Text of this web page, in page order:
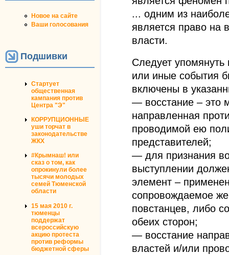
Новое на сайте
Ваши голосования
Подшивки
Стартует
общественная
кампания против
Центра "Э"
КОРРУПЦИОННЫЕ
уши торчат в
законодательстве
ЖКХ
#Крымнаш! или
сказ о том, как
опрокинули более
тысячи молодых
семей Тюменской
области
15 мая 2010 г.
тюменцы
поддержат
всероссийскую
акцию протеста
против реформы
бюджетной сферы
... одним из
является право на
власти.
Следует упомянуть
или иные события
включены в
— восстание – это
направленная
проводимой ею
представителей;
— для признания
выступлении
элемент –
сопровождаемое
повстанцев, либо
обеих сторон;
— восстание
властей и/или